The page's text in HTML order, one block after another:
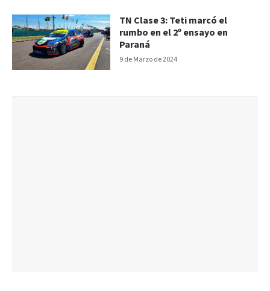
9 de Marzo de 2024
TN Clase 3: Teti marcó el
rumbo en el 2º ensayo en
Paraná